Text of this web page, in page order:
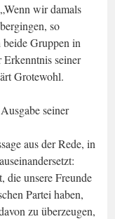
wir damals
so
beide Gruppen in
Erkenntnis seiner
Grotewohl.
seiner
aus der Rede, in
die unsere Freunde
Partei haben,
zu überzeugen,